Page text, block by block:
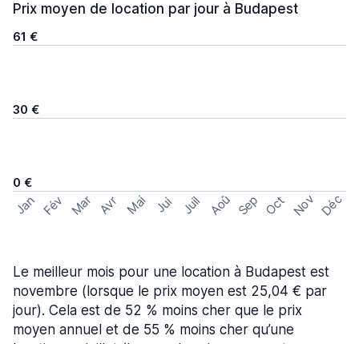
Prix moyen de location par jour à Budapest
61 €
30 €
0 €
Jan Fév Mar Avr Mai Jui Juil Aoû Sep Oct Nov Déc
Le meilleur mois pour une location à Budapest est
novembre (lorsque le prix moyen est 25,04 € par
jour). Cela est de 52 % moins cher que le prix
moyen annuel et de 55 % moins cher qu’une